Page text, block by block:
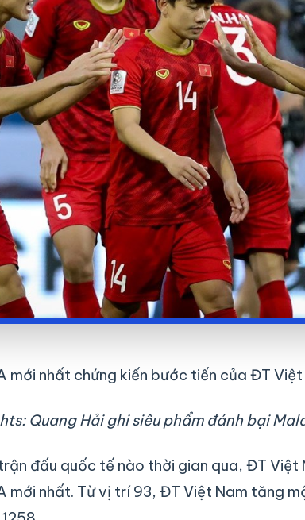
mới nhất chứng kiến bước tiến của ĐT Việt
Quang Hải ghi siêu phẩm đánh bại
đấu quốc tế nào thời gian qua, ĐT Việt
mới nhất. Từ vị trí 93, ĐT Việt Nam tăng